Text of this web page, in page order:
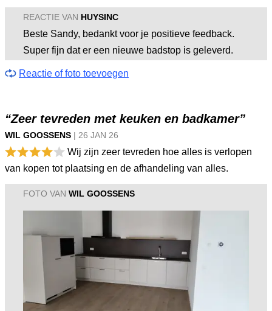
REACTIE VAN HUYSINC
Beste Sandy, bedankt voor je positieve feedback.
Super fijn dat er een nieuwe badstop is geleverd.
Reactie of foto toevoegen
“Zeer tevreden met keuken en badkamer”
WIL GOOSSENS | 26 JAN 26
Wij zijn zeer tevreden hoe alles is verlopen
van kopen tot plaatsing en de afhandeling van alles.
FOTO VAN WIL GOOSSENS